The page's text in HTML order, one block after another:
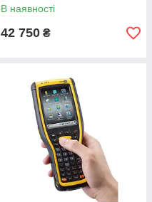
В наявності
42 750 ₴